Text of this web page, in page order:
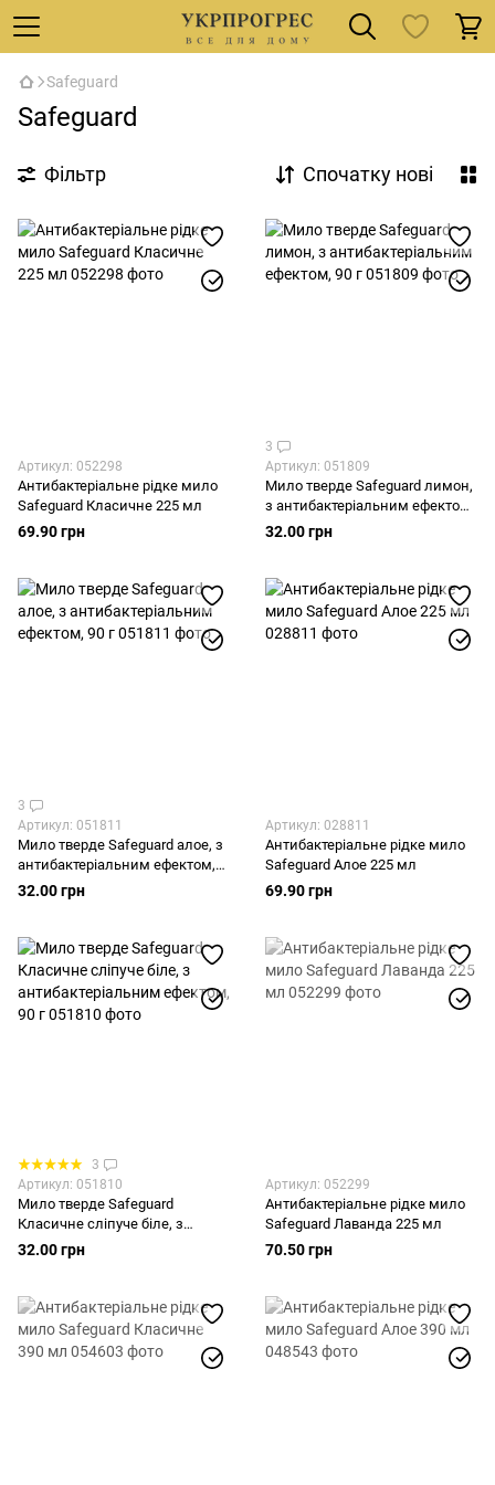
Safeguard
Safeguard
Фільтр Спочатку нові
Артикул: 052298
Антибактеріальне рідке мило
Safeguard Класичне 225 мл
69.90 грн
3
Артикул: 051809
Мило тверде Safeguard лимон,
з антибактеріальним ефектом,
90 г
32.00 грн
3
Артикул: 051811
Мило тверде Safeguard алое, з
антибактеріальним ефектом,
90 г
32.00 грн
Артикул: 028811
Антибактеріальне рідке мило
Safeguard Алое 225 мл
69.90 грн
3
Артикул: 051810
Мило тверде Safeguard
Класичне сліпуче біле, з
антибактеріальним ефектом,
32.00 грн
Артикул: 052299
Антибактеріальне рідке мило
Safeguard Лаванда 225 мл
70.50 грн